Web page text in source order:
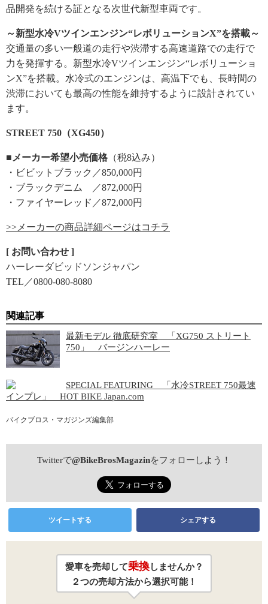
品開発を続ける証となる次世代新型車両です。
～新型水冷Vツインエンジン“レボリューションX”を搭載～
交通量の多い一般道の走行や渋滞する高速道路での走行で
力を発揮する。新型水冷Vツインエンジン“レボリューショ
ンX”を搭載。水冷式のエンジンは、高温下でも、長時間の
渋滞においても最高の性能を維持するように設計されてい
ます。
STREET 750（XG450）
■メーカー希望小売価格 （税8込み）
・ビビットブラック／850,000円
・ブラックデニム ／872,000円
・ファイヤーレッド／872,000円
>>メーカーの商品詳細ページはコチラ
[ お問い合わせ ]
ハーレーダビッドソンジャパン
TEL／0800-080-8080
関連記事
最新モデル 徹底研究室 「XG750 ストリート
750」 バージンハーレー
SPECIAL FEATURING 「水冷STREET 750最速
インプレ」 HOT BIKE Japan.com
バイクブロス・マガジンズ編集部
Twitterで@BikeBrosMagazinをフォローしよう！
ツイートする シェアする
愛車を売却して乗換しませんか？
２つの売却方法から選択可能！